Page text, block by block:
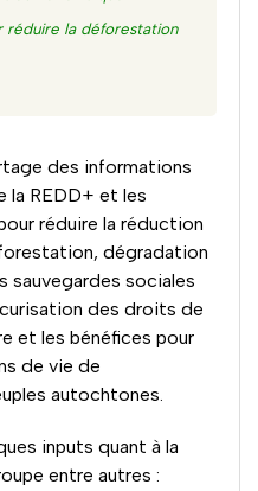
réduire la déforestation
des informations
la REDD+ et les
réduire la réduction
dégradation
sauvegardes sociales
des droits de
et les bénéfices pour
de vie de
autochtones.
inputs quant à la
entre autres :